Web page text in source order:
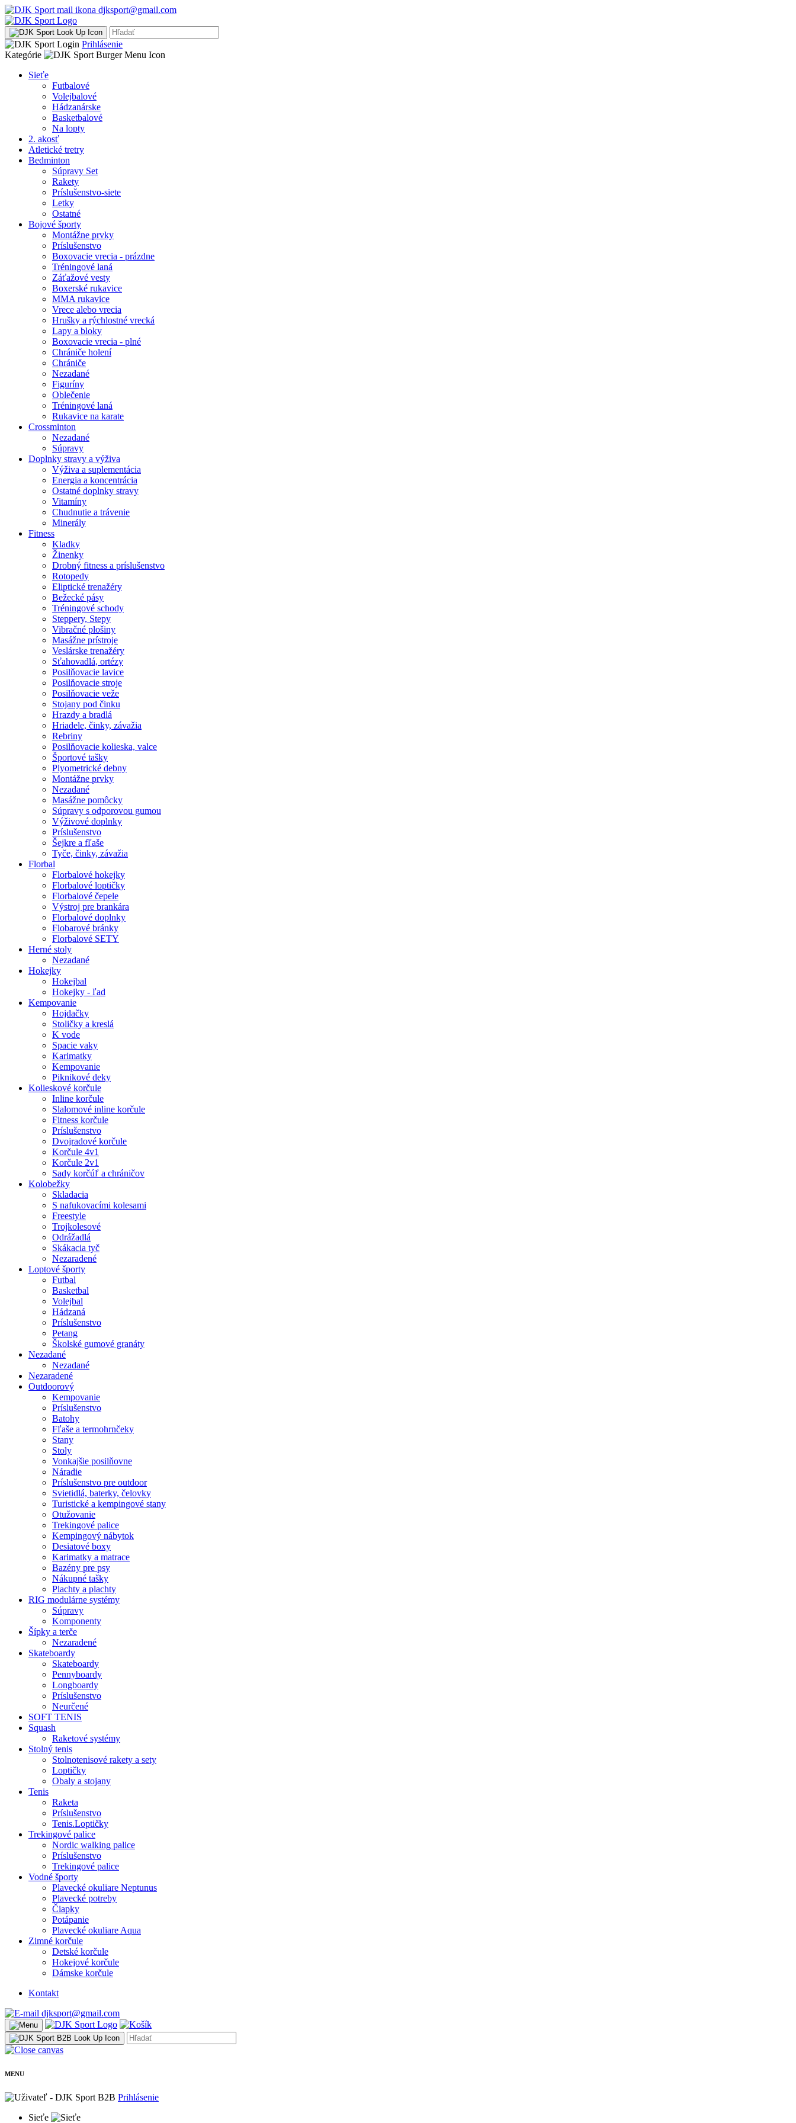
djksport@gmail.com
Prihlásenie
Kategórie
Sieťe
Futbalové
Volejbalové
Hádzanárske
Basketbalové
Na lopty
2. akosť
Atletické tretry
Bedminton
Súpravy Set
Rakety
Príslušenstvo-siete
Letky
Ostatné
Bojové športy
Montážne prvky
Príslušenstvo
Boxovacie vrecia - prázdne
Tréningové laná
Záťažové vesty
Boxerské rukavice
MMA rukavice
Vrece alebo vrecia
Hrušky a rýchlostné vrecká
Lapy a bloky
Boxovacie vrecia - plné
Chrániče holení
Chrániče
Nezadané
Figuríny
Oblečenie
Tréningové laná
Rukavice na karate
Crossminton
Nezadané
Súpravy
Doplnky stravy a výživa
Výživa a suplementácia
Energia a koncentrácia
Ostatné doplnky stravy
Vitamíny
Chudnutie a trávenie
Minerály
Fitness
Kladky
Žinenky
Drobný fitness a príslušenstvo
Rotopedy
Eliptické trenažéry
Bežecké pásy
Tréningové schody
Steppery, Stepy
Vibračné plošiny
Masážne prístroje
Veslárske trenažéry
Sťahovadlá, ortézy
Posilňovacie lavice
Posilňovacie stroje
Posilňovacie veže
Stojany pod činku
Hrazdy a bradlá
Hriadele, činky, závažia
Rebriny
Posilňovacie kolieska, valce
Športové tašky
Plyometrické debny
Montážne prvky
Nezadané
Masážne pomôcky
Súpravy s odporovou gumou
Výživové doplnky
Príslušenstvo
Šejkre a fľaše
Tyče, činky, závažia
Florbal
Florbalové hokejky
Florbalové loptičky
Florbalové čepele
Výstroj pre brankára
Florbalové doplnky
Flobarové bránky
Florbalové SETY
Herné stoly
Nezadané
Hokejky
Hokejbal
Hokejky - ľad
Kempovanie
Hojdačky
Stoličky a kreslá
K vode
Spacie vaky
Karimatky
Kempovanie
Piknikové deky
Kolieskové korčule
Inline korčule
Slalomové inline korčule
Fitness korčule
Príslušenstvo
Dvojradové korčule
Korčule 4v1
Korčule 2v1
Sady korčúľ a chráničov
Kolobežky
Skladacia
S nafukovacími kolesami
Freestyle
Trojkolesové
Odrážadlá
Skákacia tyč
Nezaradené
Loptové športy
Futbal
Basketbal
Volejbal
Hádzaná
Príslušenstvo
Petang
Školské gumové granáty
Nezadané
Nezadané
Nezaradené
Outdoorový
Kempovanie
Príslušenstvo
Batohy
Fľaše a termohrnčeky
Stany
Stoly
Vonkajšie posilňovne
Náradie
Príslušenstvo pre outdoor
Svietidlá, baterky, čelovky
Turistické a kempingové stany
Otužovanie
Trekingové palice
Kempingový nábytok
Desiatové boxy
Karimatky a matrace
Bazény pre psy
Nákupné tašky
Plachty a plachty
RIG modulárne systémy
Súpravy
Komponenty
Šípky a terče
Nezaradené
Skateboardy
Skateboardy
Pennyboardy
Longboardy
Príslušenstvo
Neurčené
SOFT TENIS
Squash
Raketové systémy
Stolný tenis
Stolnotenisové rakety a sety
Loptičky
Obaly a stojany
Tenis
Raketa
Príslušenstvo
Tenis.Loptičky
Trekingové palice
Nordic walking palice
Príslušenstvo
Trekingové palice
Vodné športy
Plavecké okuliare Neptunus
Plavecké potreby
Čiapky
Potápanie
Plavecké okuliare Aqua
Zimné korčule
Detské korčule
Hokejové korčule
Dámske korčule
Kontakt
djksport@gmail.com
MENU
Prihlásenie
Sieťe